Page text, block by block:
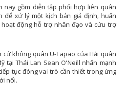
HỘI ĐỒNG NHÂN DÂN VỚI CỬ
LAO ĐỘNG VÀ CÔNG
NHỊP SỐNG VÙNG
NĂNG LƯỢNG NGÀY
TỌA ĐÀM VĂN
TAN CA VUI
SẮC MÀU TUỔI
NÔNG TRẠI VUI
nay gồm diễn tập phối hợp liên quân
để xử lý một kịch bản giả định, huấn
động hỗ trợ nhân đạo và cứu trợ
cứ không quân U-Tapao của Hải quân
tại Thái Lan Sean O'Neill nhấn mạnh
tục đóng vai trò cần thiết trong ứng
nổi.